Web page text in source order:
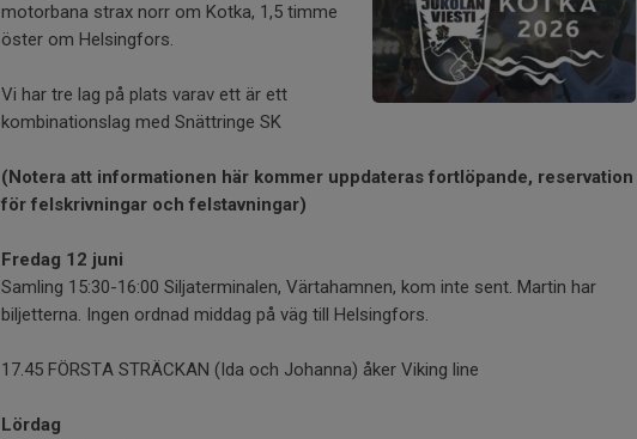
motorbana strax norr om Kotka, 1,5 timme
öster om Helsingfors.
Vi har tre lag på plats varav ett är ett
kombinationslag med Snättringe SK
(Notera att informationen här kommer uppdateras fortlöpande, reservation
för felskrivningar och felstavningar)
Fredag 12 juni
Samling 15:30-16:00 Siljaterminalen, Värtahamnen, kom inte sent. Martin har
biljetterna. Ingen ordnad middag på väg till Helsingfors.
17.45 FÖRSTA STRÄCKAN (Ida och Johanna) åker Viking line
Lördag